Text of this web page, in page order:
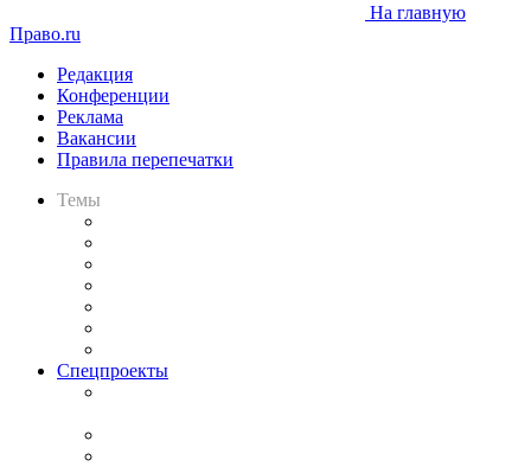
На главную
Право.ru
Редакция
Конференции
Реклама
Вакансии
Правила перепечатки
Темы
Спецпроекты